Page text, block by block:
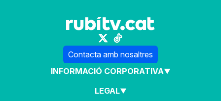
Contacta amb nosaltres
INFORMACIÓ CORPORATIVA
LEGAL